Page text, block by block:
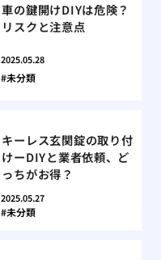
車の鍵開けDIYは危険？
リスクと注意点
2025.05.28
未分類
キーレス玄関錠の取り付
けーDIYと業者依頼、ど
っちがお得？
2025.05.27
未分類